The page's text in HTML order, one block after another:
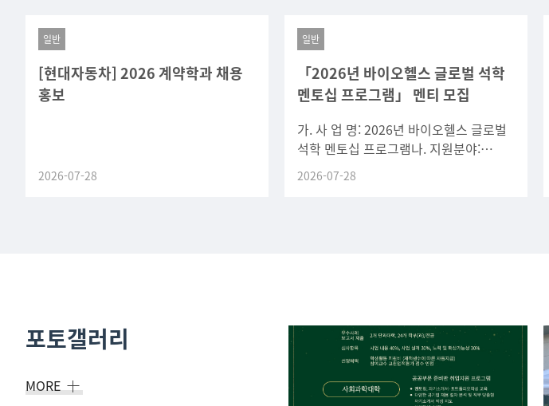
일반
[현대자동차] 2026 계약학과 채용
홍보
2026-07-28
일반
「2026년 바이오헬스 글로벌 석학
멘토십 프로그램」 멘티 모집
가. 사 업 명: 2026년 바이오헬스 글로벌
석학 멘토십 프로그램나. 지원분야:
뇌과학, 면역학, 의료AI디지털헬스,
의료영상진단보조, 분자세포생물학(5개
2026-07-28
포토갤러리
MORE